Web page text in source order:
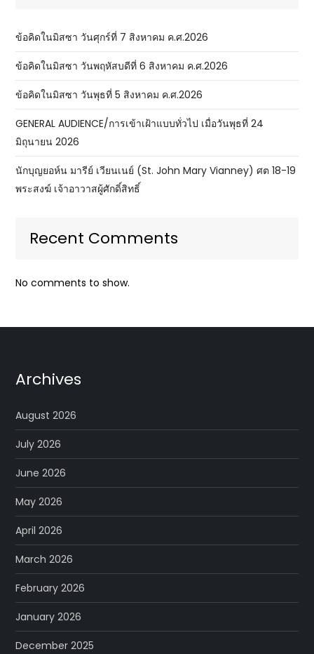
ข้อคิดในมิสซา วันศุกร์ที่ 7 สิงหาคม ค.ศ.2026
ข้อคิดในมิสซา วันพฤหัสบดีที่ 6 สิงหาคม ค.ศ.2026
ข้อคิดในมิสซา วันพุธที่ 5 สิงหาคม ค.ศ.2026
GENERAL AUDIENCE/การเข้าเฝ้าแบบทั่วไป เมื่อวันพุธที่ 24
มิถุนายน 2026
นักบุญยอห์น มารีย์ เวียนเนย์ (St. John Mary Vianney) ศต 18-19
พระสงฆ์ เจ้าอาวาสผู้ศักดิ์สิทธิ์
Recent Comments
No comments to show.
Archives
August 2026
July 2026
June 2026
May 2026
April 2026
March 2026
February 2026
January 2026
December 2025